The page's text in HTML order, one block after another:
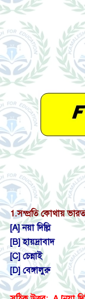
1.সম্প্রতি কোথায়
[A] নয়া দিল্লি
[B] হায়দ্রাবাদ
[C] চেন্নাই
[D] বেঙ্গালুরু